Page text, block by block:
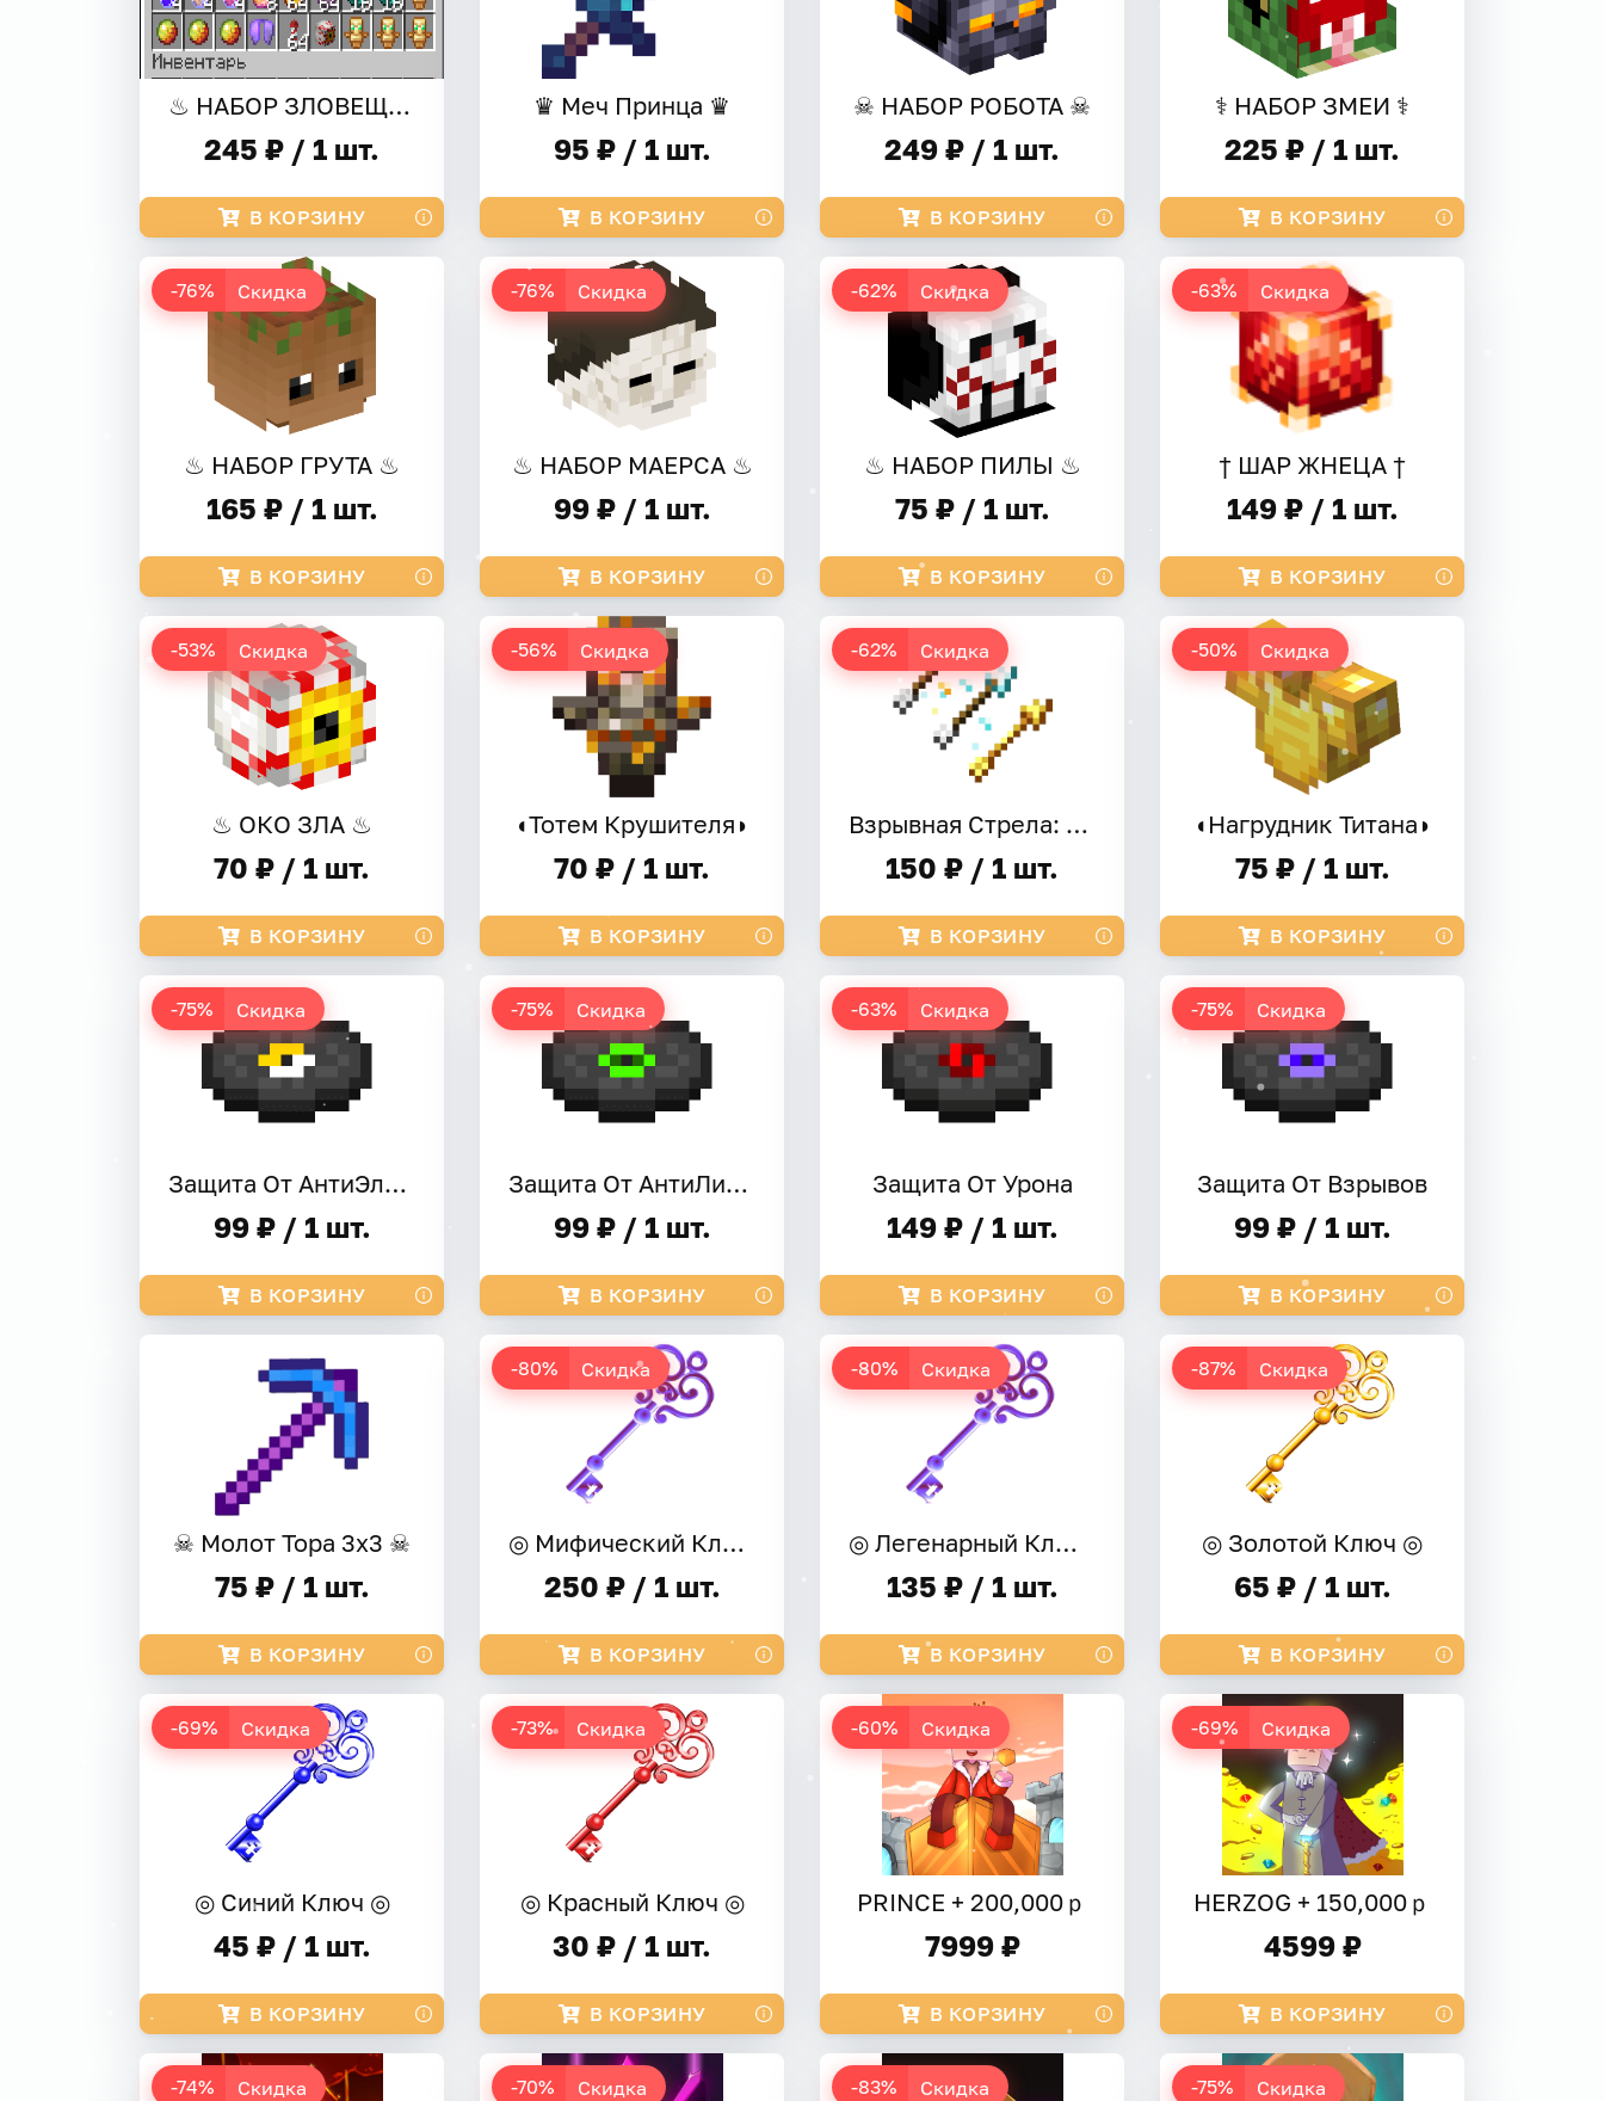
♨ НАБОР ЗЛОВЕЩИЙ ♨
245 ₽ / 1 шт.
В КОРЗИНУ
♛ Меч Принца ♛
95 ₽ / 1 шт.
В КОРЗИНУ
☠ НАБОР РОБОТА ☠
249 ₽ / 1 шт.
В КОРЗИНУ
⚕ НАБОР ЗМЕИ ⚕
225 ₽ / 1 шт.
В КОРЗИНУ
-76% Скидка
♨ НАБОР ГРУТА ♨
165 ₽ / 1 шт.
В КОРЗИНУ
-76% Скидка
♨ НАБОР МАЕРСА ♨
99 ₽ / 1 шт.
В КОРЗИНУ
-62% Скидка
♨ НАБОР ПИЛЫ ♨
75 ₽ / 1 шт.
В КОРЗИНУ
-63% Скидка
† ШАР ЖНЕЦА †
149 ₽ / 1 шт.
В КОРЗИНУ
-53% Скидка
♨ ОКО ЗЛА ♨
70 ₽ / 1 шт.
В КОРЗИНУ
-56% Скидка
◖Тотем Крушителя◗
70 ₽ / 1 шт.
В КОРЗИНУ
-62% Скидка
Взрывная Стрела: 10 шт
150 ₽ / 1 шт.
В КОРЗИНУ
-50% Скидка
◖Нагрудник Титана◗
75 ₽ / 1 шт.
В КОРЗИНУ
-75% Скидка
Защита От АнтиЭлитры
99 ₽ / 1 шт.
В КОРЗИНУ
-75% Скидка
Защита От АнтиЛивалки
99 ₽ / 1 шт.
В КОРЗИНУ
-63% Скидка
Защита От Урона
149 ₽ / 1 шт.
В КОРЗИНУ
-75% Скидка
Защита От Взрывов
99 ₽ / 1 шт.
В КОРЗИНУ
☠ Молот Тора 3х3 ☠
75 ₽ / 1 шт.
В КОРЗИНУ
-80% Скидка
◎ Мифический Ключ ◎
250 ₽ / 1 шт.
В КОРЗИНУ
-80% Скидка
◎ Легенарный Ключ ◎
135 ₽ / 1 шт.
В КОРЗИНУ
-87% Скидка
◎ Золотой Ключ ◎
65 ₽ / 1 шт.
В КОРЗИНУ
-69% Скидка
◎ Синий Ключ ◎
45 ₽ / 1 шт.
В КОРЗИНУ
-73% Скидка
◎ Красный Ключ ◎
30 ₽ / 1 шт.
В КОРЗИНУ
-60% Скидка
PRINCE + 200,000ｐ
7999 ₽
В КОРЗИНУ
-69% Скидка
HERZOG + 150,000ｐ
4599 ₽
В КОРЗИНУ
-74% Скидка -70% Скидка -83% Скидка -75% Скидка